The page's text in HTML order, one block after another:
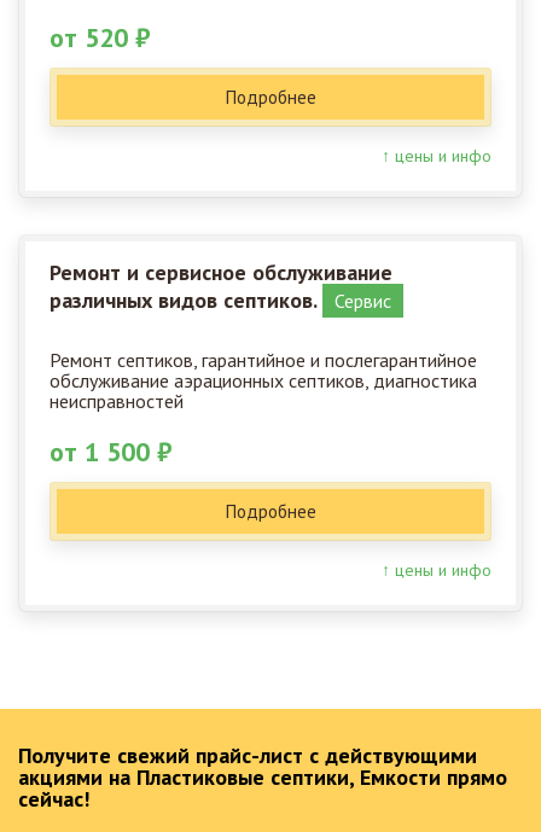
от 520 ₽
Подробнее
↑ цены и инфо
Ремонт и сервисное обслуживание
различных видов септиков.
Сервис
Ремонт септиков, гарантийное и послегарантийное
обслуживание аэрационных септиков, диагностика
неисправностей
от 1 500 ₽
Подробнее
↑ цены и инфо
Получите свежий прайс-лист с действующими
акциями на Пластиковые септики, Емкости прямо
сейчас!